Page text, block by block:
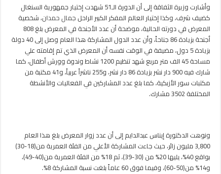
وأشارت وزيرة الثفاقة إلى أن الدورة الـ51 شهدت إختيار جمهورية السنغال
كضيف شرف، وكذا إختيار العالم المفكر الكبير الراحل جمال حمدان، شخصية
المعرض في دورته الحالية، موضحة أن عدد الأجنحة في المعرض بلغ 808
أجنحة بزيادة 86 جناحاً، وأن عدد الدول المشاركة هذا العام وصل إلى 40 دولة
بزيادة 5 دول، مضيفة في الوقت نفسه أن المعرض الذي تم إقامته علي
مساحة 45 الف متر مربع شهد تنظيم 1200 نشاط وندوة وورش أطفال، كما
شارك فيه 900 دار نشر بزيادة 86 دار نشر، و255 ناشراً عربياً، و41 مكتبة من
مكتبات سور الأزبكية، كما بلغ عدد المشاركين في الفعاليات والأنشطة
المختلفة 3502 مشارك.
ونوهت الدكتورة إيناس عبدالدايم إلى أن عدد زوار المعرض بلغ هذا العام
3,800 مليون زائر، حيث جاءت المشاركة الأعلي من الفئة العمرية من(18-30)
بواقع 40%، يليها 20% من (30-39)، ثم 18% من الفئة العمرية من(40-49)،
و14% من(50-60)، وفيما فوق 60 عاماً بلغت نسبة المشاركة 8%.